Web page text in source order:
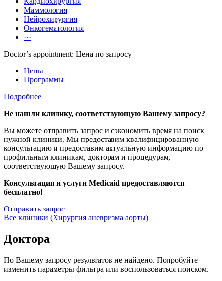
Маммология
Нейрохирургия
Онкогематология
···
Doctor’s appointment: Цена по запросу
Цены
Программы
Подробнее
Не нашли клинику, соответствующую Вашему запросу?
Вы можете отправить запрос и сэкономить время на поиск
нужной клиники. Мы предоставим квалифицированную
консультацию и предоставим актуальную информацию по
профильным клиникам, докторам и процедурам,
соответствующую Вашему запросу.
Консультация и услуги Medicaid предоставляются
бесплатно!
Отправить запрос
Все клиники (Хирургия аневризма аорты)
Доктора
По Вашему запросу результатов не найдено. Попробуйте
изменить параметры фильтра или воспользоваться поиском.